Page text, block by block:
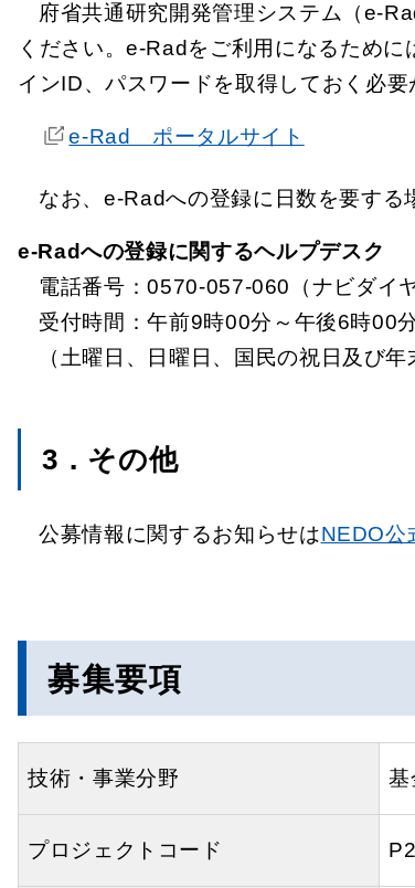
府省共通研究開発管理システム（e-
ください。e-Radをご利用になるため
インID、パスワードを取得しておく必
e-Rad ポータルサイト
なお、e-Radへの登録に日数を要する
e-Radへの登録に関するヘルプデスク
電話番号：0570-057-060（ナビダイ
受付時間：午前9時00分～午後6時00分
（土曜日、日曜日、国民の祝日及び
3．その他
公募情報に関するお知らせはNEDO公
募集要項
技術・事業分野 基
プロジェクトコード